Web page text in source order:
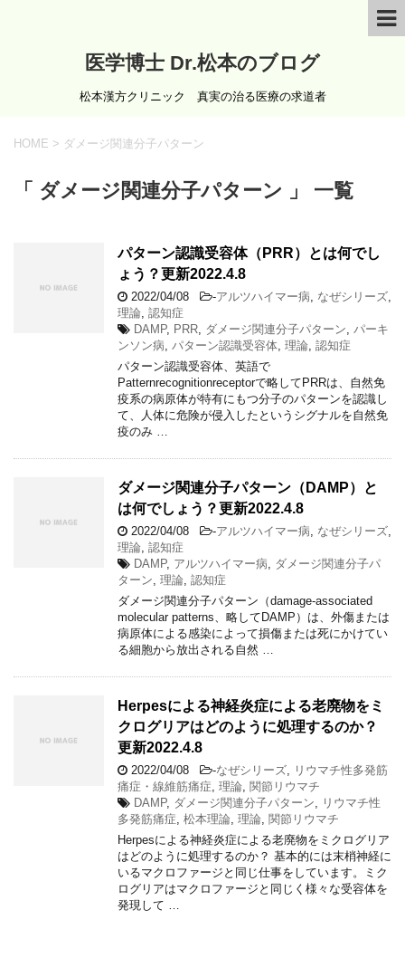
医学博士 Dr.松本のブログ
松本漢方クリニック 真実の治る医療の求道者
HOME > ダメージ関連分子パターン
「 ダメージ関連分子パターン 」 一覧
パターン認識受容体（PRR）とは何でし
ょう？更新2022.4.8
2022/04/08 -アルツハイマー病 なぜシリーズ
理論 認知症
DAMP, PRR ダメージ関連分子パターン
パーキ
ンソン病
パターン認識受容体 理論 認知症
パターン認識受容体、英語で
Patternrecognitionreceptorで略してPRRは、自然免
疫系の病原体が特有にもつ分子のパターンを認識し
て、人体に危険が侵入したというシグナルを自然免
疫のみ …
ダメージ関連分子パターン（DAMP）と
は何でしょう？更新2022.4.8
2022/04/08 -アルツハイマー病 なぜシリーズ
理論 認知症
DAMP, アルツハイマー病
ダメージ関連分子パ
ターン 理論 認知症
ダメージ関連分子パターン（damage-associated
molecular patterns、略してDAMP）は、外傷または
病原体による感染によって損傷または死にかけてい
る細胞から放出される自然 …
Herpesによる神経炎症による老廃物をミ
クログリアはどのように処理するのか？
更新2022.4.8
2022/04/08 -なぜシリーズ
リウマチ性多発筋
痛症・線維筋痛症 理論 関節リウマチ
DAMP, ダメージ関連分子パターン
リウマチ性
多発筋痛症 松本理論 理論 関節リウマチ
Herpesによる神経炎症による老廃物をミクログリア
はどのように処理するのか？ 基本的には末梢神経に
いるマクロファージと同じ仕事をしています。ミク
ログリアはマクロファージと同じく様々な受容体を
発現して …